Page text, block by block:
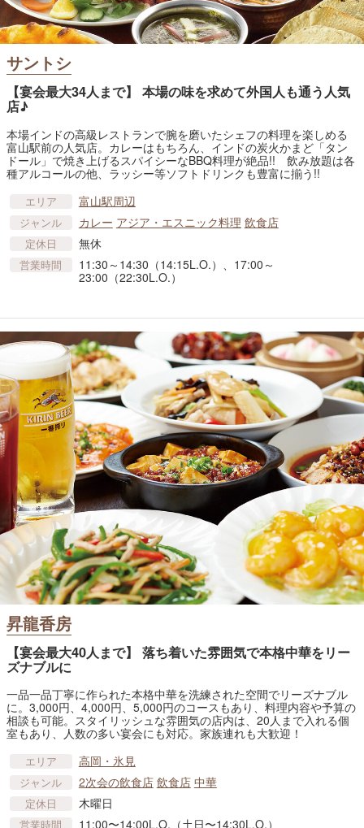
サントシ
【宴会最大34人まで】 本場の味を求めて外国人も通う人気
店♪
本場インドの高級レストランで腕を磨いたシェフの料理を楽しめる
富山駅前の人気店。カレーはもちろん、インドの炭火かまど「タン
ドール」で焼き上げるスパイシーなBBQ料理が絶品!! 飲み放題は各
種アルコールの他、ラッシー等ソフトドリンクも豊富に揃う!!
エリア 富山駅周辺
ジャンル カレー アジア・エスニック料理 飲食店
定休日 無休
営業時間
11:30～14:30（14:15L.O.）、17:00～
23:00（22:30L.O.）
昇龍香房
【宴会最大40人まで】 落ち着いた雰囲気で本格中華をリー
ズナブルに
一品一品丁寧に作られた本格中華を洗練された空間でリーズナブル
に。3,000円、4,000円、5,000円のコースもあり、料理内容や予算の
相談も可能。スタイリッシュな雰囲気の店内は、20人まで入れる個
室もあり、人数の多い宴会にも対応。家族連れも大歓迎！
エリア 高岡・氷見
ジャンル 2次会の飲食店 飲食店 中華
定休日 木曜日
営業時間 11:00〜14:00L.O.（土日〜14:30L.O.）